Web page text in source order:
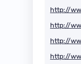
http://
http://
http://
http://